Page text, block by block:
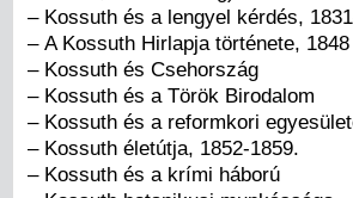
– Kossuth és a lengyel kérdés,
– A Kossuth Hirlapja története, 1848
– Kossuth és Csehország
– Kossuth és a Török Birodalom
– Kossuth és a reformkori
– Kossuth életútja, 1852-1859.
– Kossuth és a krími háború